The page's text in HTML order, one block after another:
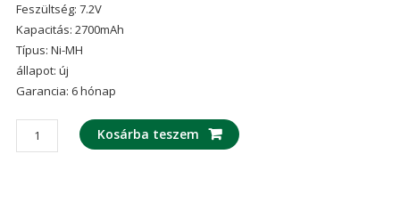
Feszültség: 7.2V
Kapacitás: 2700mAh
Típus: Ni-MH
állapot: új
Garancia: 6 hónap
akku/akkumulátor
Kosárba teszem